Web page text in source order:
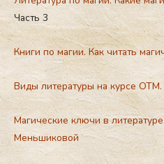
Часть 3
Книги по магии. Как читать
Виды литературы на курсе
Магические ключи в
Меньшиковой